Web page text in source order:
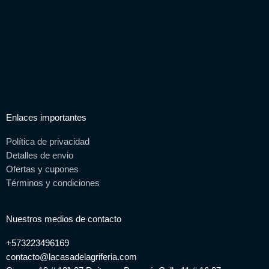
Enlaces importantes
Política de privacidad
Detalles de envio
Ofertas y cupones
Términos y condiciones
Nuestros medios de contacto
+573223496169
contacto@lacasadelagriferia.com